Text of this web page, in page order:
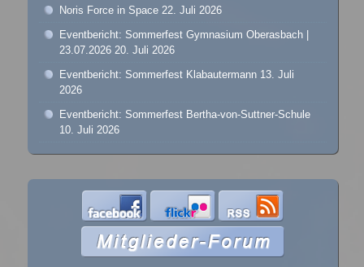
Noris Force in Space 22. Juli 2026
Eventbericht: Sommerfest Gymnasium Oberasbach |
23.07.2026 20. Juli 2026
Eventbericht: Sommerfest Klabautermann 13. Juli
2026
Eventbericht: Sommerfest Bertha-von-Suttner-Schule
10. Juli 2026